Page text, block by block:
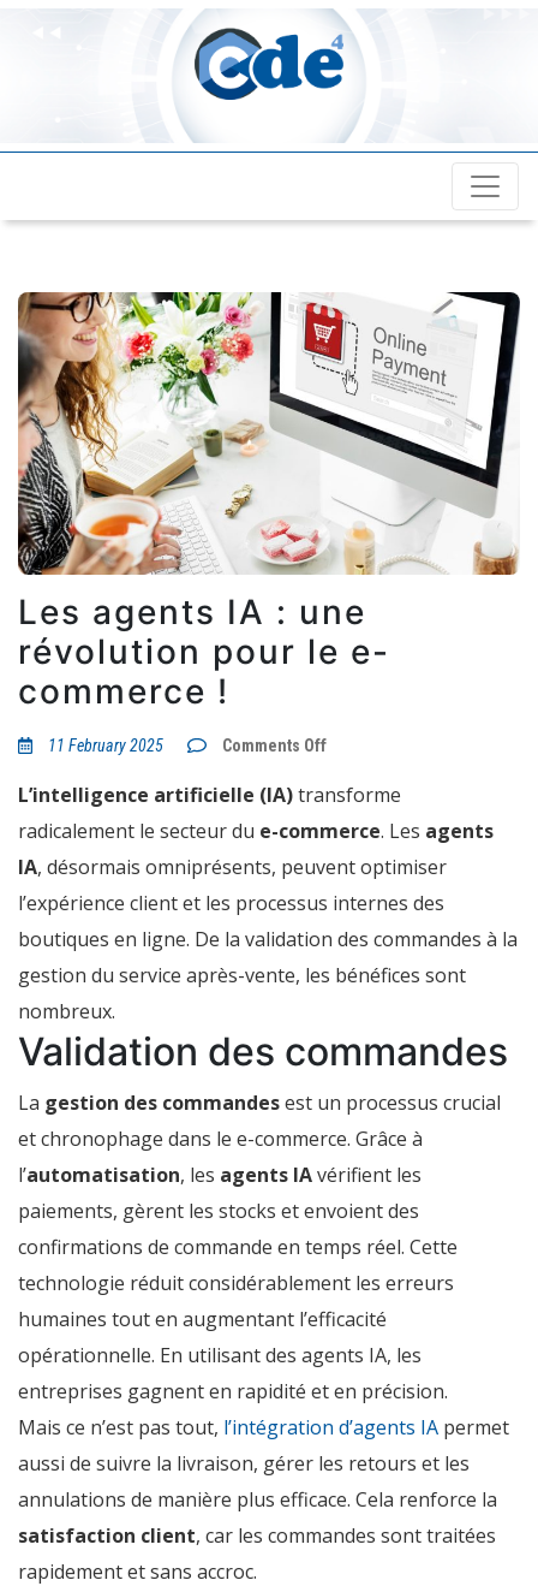
Cde4.com
Les agents IA : une
révolution pour le e-
commerce !
11 February 2025 Comments Offon
IA
une
pour
le
e-
commerce
!
L’intelligence artificielle (IA)transforme
radicalement le secteur du e-commerce. Les agents
IA, désormais omniprésents, peuvent optimiser
l’expérience client et les processus internes des
boutiques en ligne. De la validation des commandes à la
gestion du service après-vente, les bénéfices sont
nombreux.
Validation des commandes
La gestion des commandesest un processus crucial
et chronophage dans le e-commerce. Grâce à
l’automatisation, les agents IAvérifient les
paiements, gèrent les stocks et envoient des
confirmations de commande en temps réel. Cette
technologie réduit considérablement les erreurs
humaines tout en augmentant l’efficacité
opérationnelle. En utilisant des agents IA, les
entreprises gagnent en rapidité et en précision.
Mais ce n’est pas tout, l’intégration d’agents IA permet
aussi de suivre la livraison, gérer les retours et les
annulations de manière plus efficace. Cela renforce la
satisfaction client, car les commandes sont traitées
rapidement et sans accroc.